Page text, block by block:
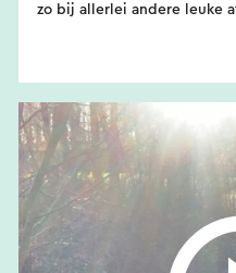
zo bij allerlei andere leuke